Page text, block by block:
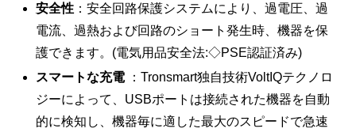
安全性 ：安全回路保護システムにより、過電圧、過
電流、過熱および回路のショート発生時、機器を保
護できます。(電気用品安全法:◇PSE認証済み)
スマートな充電：Tronsmart独自技術VoltIQテクノロ
ジーによって、USBポートは接続された機器を自動
的に検知し、機器毎に適した最大のスピードで急速